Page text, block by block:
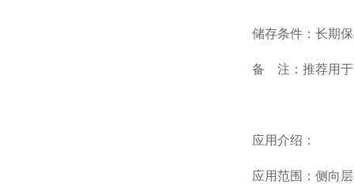
储存条件：长期
备 注：推荐用于
应用介绍：
应用范围：侧向